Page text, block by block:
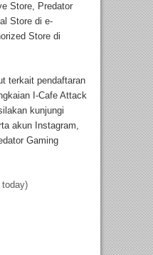
Store, Predator
Store di e-
Store di
terkait pendaftaran
I-Cafe Attack
kunjungi
akun Instagram,
Gaming